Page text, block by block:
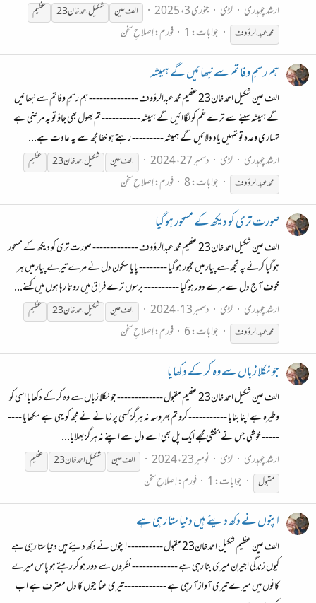
ارشد چوہدری
لڑی جنوری 3، 2025 الف عین شکیل احمد خان23
عظیم
محمد عبدالرؤوف
جوابات: 1 فورم:اِصلاحِ سخن
ہم رسمِ وفا تم سے نبھائیں گے ہمیشہ
الف عین شکیل احمد خان23 عظیم محمد عبدالرؤوف -------------- ہم رسمِ وفا تم سے نبھائیں
گے ہمیشہ سینے سے ترے غم کو لگاائیں گے ہمیشہ ----------- تم بھول بھی جاؤ تو یہ مرضی ہے
تمہاری وعدہ تو تمہیں یاد دلائیں گے ہمیشہ --------- رہتے ہو خفا مجھ سے یہ عادت ہے...
ارشد چوہدری
لڑی دسمبر 27، 2024 الف عین شکیل احمد خان23
عظیم
محمد عبدالرؤوف
جوابات: 8 فورم:اِصلاحِ سخن
صورت تری کو دیکھ کے مسحور ہو گیا
الف عین شکیل احمد خان23 عظیم محمد عبدالرؤوف ------------- صورت تری کو دیکھ کے مسحور
ہو گیا کرنے پہ تجھ سے پیار میں مجبور ہو گیا -------- پایا سکون دل نے مرے تیرے پیار میں ہر
خوف آج دل سے مرے دور ہو گیا ---------- برسوں ترے فراق میں روتا رہا ہوں میں کہنے...
ارشد چوہدری
لڑی دسمبر 13، 2024 الف عین شکیل احمد خان23
عظیم
محمد عبدالرؤوف
جوابات: 6 فورم:اِصلاحِ سخن
جو نکلا زباں سے وہ کر کے دکھایا
الف عین شکیل احمد خان23 عظیم مقبول ------------- جو نکلا زباں سے وہ کر کے دکھایا اسی کو
وطیرہ ہے اپنا بنایا ----------- کرو تم بھروسہ نہ ہرگز کسی پر زمانے نے مجھ کو یہی ہے سکھایا ----
----- خوشی جس نے بخشی مجھے ایک پل بھی اسے دل سے اپنے نہ ہرگز بھلایا...
ارشد چوہدری
لڑی نومبر 23، 2024 الف عین شکیل احمد خان23
عظیم
مقبول
جوابات: 1 فورم:اِصلاحِ سخن
اپنوں نے دکھ دیئے ہیں دنیا ستا رہی ہے
الف عین عظیم شکیل احمد خان23 مقبول ---------- اپنوں نے دکھ دیئے ہیں دنیا ستا رہی ہے
کیوں زندگی اجیرن میری بنا رہی ہے ------------- نظروں سے دور ہو کر رہتے ہو پاس میرے
کانوں میں میرے تیری آواز آ رہی ہے ------------ تیری عنایتوں کا دل معترف ہے اب